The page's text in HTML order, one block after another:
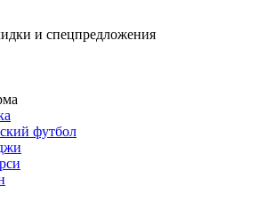
и спецпредложения
футбол